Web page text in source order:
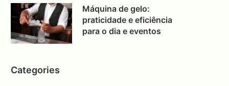
Máquina de gelo:
praticidade e eficiência
para o dia e eventos
Categories